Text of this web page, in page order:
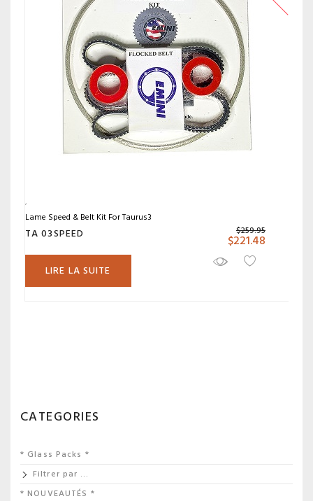
Lame Speed & Belt Kit For Taurus3
TA 03SPEED $259.95
$221.48
LIRE LA SUITE
CATEGORIES
* Glass Packs *
Filtrer par …
* NOUVEAUTÉS *